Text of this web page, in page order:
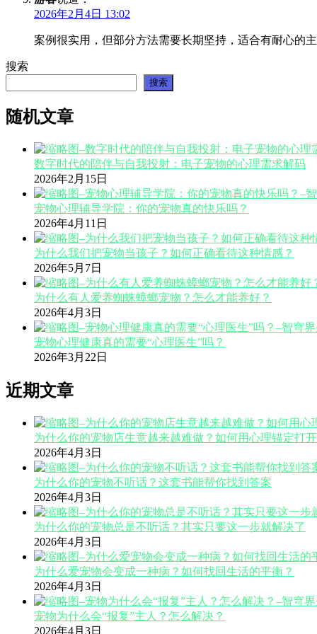
2026年2月4日 13:02
案例很实用，但部分方法需要长期坚持，适合有耐心的
搜索
搜索
随机文章
数字时代的陪伴与自我投射：电子宠物的心理需求解码
2026年2月15日
宠物心理辅导学院：你的宠物真的快乐吗？
2026年4月11日
为什么我们把宠物当孩子？如何正确看待这种情感？
2026年5月7日
为什么有人爱养蜘蛛蟑螂宠物？怎么才能养好？
2026年4月3日
宠物心理健康真的需要“心理医生”吗？
2026年3月22日
近期文章
为什么你的宠物店生意越来越难做？如何用心理锚定打
2026年4月3日
为什么你的宠物不听话？这套书能帮你找到答案
2026年4月3日
为什么你的宠物总是不听话？其实只要这一步就解决了
2026年4月3日
为什么爱宠物会变成一种病？如何找回生活的平衡？
2026年4月3日
宠物为什么会“报复”主人？怎么解决？
2026年4月3日